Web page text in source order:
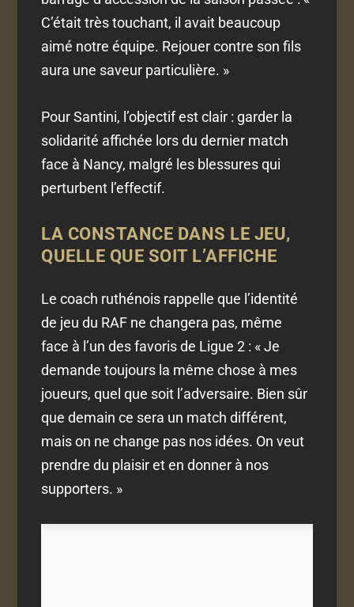
C’était très touchant, il avait beaucoup
aimé notre équipe. Rejouer contre son fils
aura une saveur particulière. »
Pour Santini, l’objectif est clair : garder la
solidarité affichée lors du dernier match
face à Nancy, malgré les blessures qui
perturbent l’effectif.
LA CONSTANCE DANS LE JEU,
QUELLE QUE SOIT L’AFFICHE
Le coach ruthénois rappelle que l’identité
de jeu du RAF ne changera pas, même
face à l’un des favoris de Ligue 2 : « Je
demande toujours la même chose à mes
joueurs, quel que soit l’adversaire. Bien sûr
que demain ce sera un match différent,
mais on ne change pas nos idées. On veut
prendre du plaisir et en donner à nos
supporters. »